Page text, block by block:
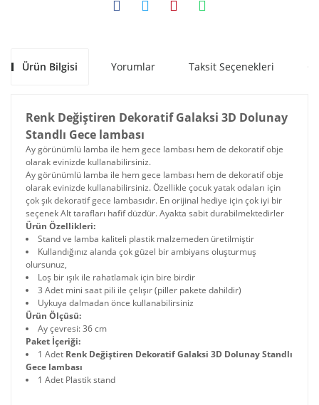
Ürün Bilgisi Yorumlar Taksit Seçenekleri
Renk Değiştiren Dekoratif Galaksi 3D Dolunay
Standlı Gece lambası
Ay görünümlü lamba ile hem gece lambası hem de dekoratif obje
olarak evinizde kullanabilirsiniz.
Ay görünümlü lamba ile hem gece lambası hem de dekoratif obje
olarak evinizde kullanabilirsiniz. Özellikle çocuk yatak odaları için
çok şık dekoratif gece lambasıdır. En orijinal hediye için çok iyi bir
seçenek Alt tarafları hafif düzdür. Ayakta sabit durabilmektedirler
Ürün Özellikleri:
Stand ve lamba kaliteli plastik malzemeden üretilmiştir
Kullandığınız alanda çok güzel bir ambiyans oluşturmuş
olursunuz,
Loş bir ışık ile rahatlamak için bire birdir
3 Adet mini saat pili ile çelışır (piller pakete dahildir)
Uykuya dalmadan önce kullanabilirsiniz
Ürün Ölçüsü:
Ay çevresi: 36 cm
Paket İçeriği:
1 Adet Renk Değiştiren Dekoratif Galaksi 3D Dolunay Standlı
Gece lambası
1 Adet Plastik stand